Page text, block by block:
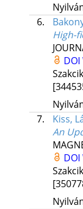
6.
High-
DOI
7.
Kiss,
An
DOI